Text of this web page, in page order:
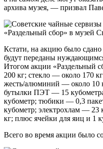
архива музея, — призвал
Кстати, на акцию было
будут переданы
Итогом акции «Раздельный
200 кг; стекло — около 170
жесть/алюминий — около
бутылки ПЭТ — 15
кубометр; тюбики — 0,3
кубометр; электрохлам —
кг; плюс ячейки для яиц и 1
Всего во время акции было